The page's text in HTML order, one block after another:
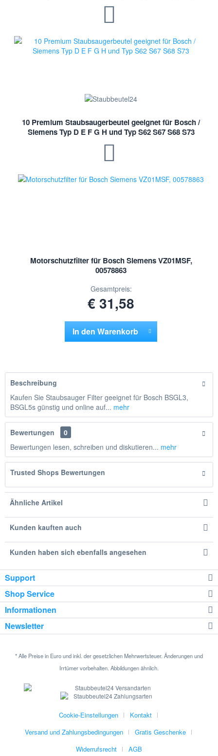
10 Premium Staubsaugerbeutel geeignet für Bosch /
Siemens Typ D E F G H und Typ S62 S67 S68 S73
Motorschutzfilter für Bosch Siemens VZ01MSF,
00578863
Gesamtpreis:
€ 31,58
In den Warenkorb
Beschreibung
Kaufen Sie Staubsauger Filter geeignet für Bosch BSGL3,
BSGL5s günstig und online auf... mehr
Bewertungen
0
Bewertungen lesen, schreiben und diskutieren... mehr
Trusted Shops Bewertungen
Ähnliche Artikel
Kunden kauften auch
Kunden haben sich ebenfalls angesehen
Support
Shop Service
Informationen
Newsletter
* Alle Preise in Euro und inkl. der gesetzlichen Mehrwertsteuer. Änderungen und
Irrtümer vorbehalten. Abbildungen ähnlich.
Cookie-Einstellungen
Kontakt
Versand und Zahlungsbedingungen
Gratis Geschenke
Widerrufsrecht
AGB